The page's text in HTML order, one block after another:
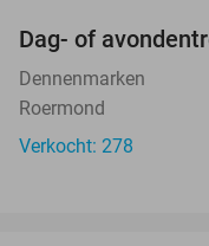
Dag- of
Dennenmarken
Roermond
Verkocht: 278